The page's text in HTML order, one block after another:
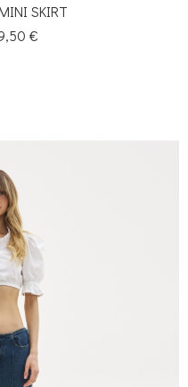
SKIRT
€